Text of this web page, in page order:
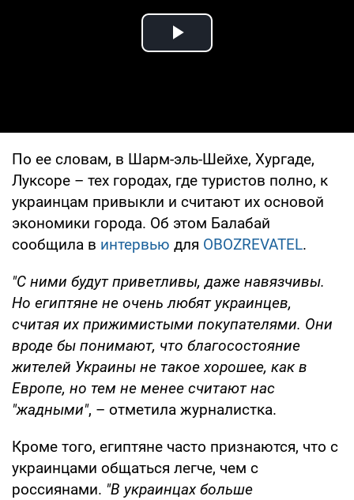
Play Video
По ее словам, в Шарм-эль-Шейхе, Хургаде,
Луксоре – тех городах, где туристов полно, к
украинцам привыкли и считают их основой
экономики города. Об этом Балабай
сообщила в интервью для OBOZREVATEL.
"С ними будут приветливы, даже навязчивы.
Но египтяне не очень любят украинцев,
считая их прижимистыми покупателями. Они
вроде бы понимают, что благосостояние
жителей Украины не такое хорошее, как в
Европе, но тем не менее считают нас
"жадными", – отметила журналистка.
Кроме того, египтяне часто признаются, что с
украинцами общаться легче, чем с
россиянами. "В украинцах больше